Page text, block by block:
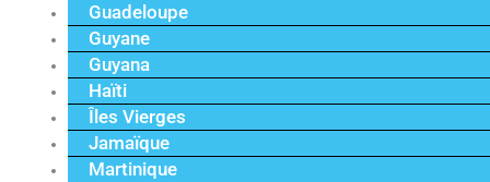
Guadeloupe
Guyane
Guyana
Haïti
Îles Vierges
Jamaïque
Martinique